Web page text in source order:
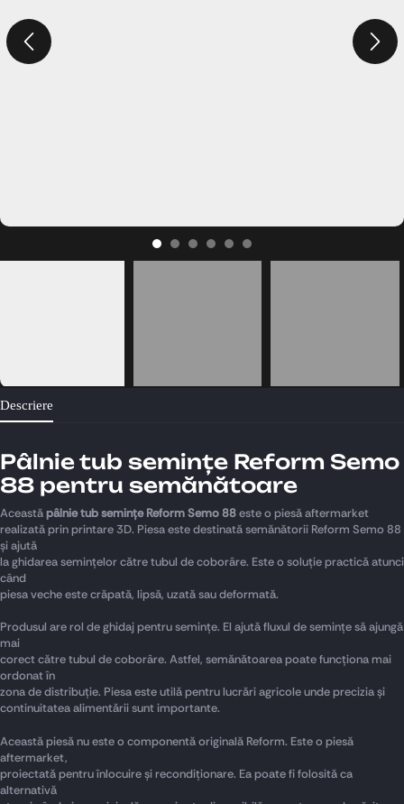
Descriere
Pâlnie tub semințe Reform Semo
88 pentru semănătoare
Aceastăpâlnie tub semințe Reform Semo 88este o piesă aftermarket
realizată prin printare 3D. Piesa este destinată semănătorii Reform Semo 88
și ajută
la ghidarea semințelor către tubul de coborâre. Este o soluție practică atunci
când
piesa veche este crăpată, lipsă, uzată sau deformată.
Produsul are rol de ghidaj pentru semințe. El ajută fluxul de semințe să ajungă
mai
corect către tubul de coborâre. Astfel, semănătoarea poate funcționa mai
ordonat în
zona de distribuție. Piesa este utilă pentru lucrări agricole unde precizia și
continuitatea alimentării sunt importante.
Această piesă nu este o componentă originală Reform. Este o piesă
aftermarket,
proiectată pentru înlocuire și recondiționare. Ea poate fi folosită ca
alternativă